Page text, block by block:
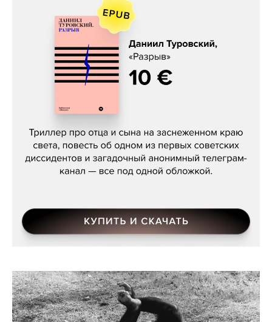
Даниил Туровский, «Разрыв»